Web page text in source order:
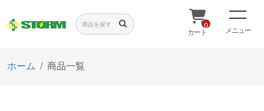
0
カート メニュー
ホーム 商品一覧